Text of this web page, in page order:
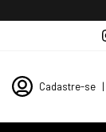
Cadastre-se |